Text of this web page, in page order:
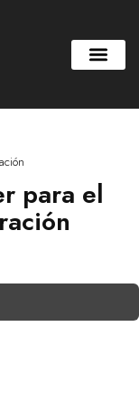
para el